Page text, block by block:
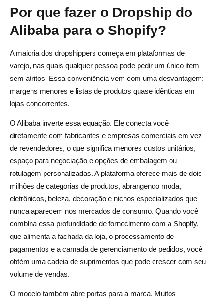
Por que fazer o Dropship do
Alibaba para o Shopify?
A maioria dos dropshippers começa em plataformas de
varejo, nas quais qualquer pessoa pode pedir um único item
sem atritos. Essa conveniência vem com uma desvantagem:
margens menores e listas de produtos quase idênticas em
lojas concorrentes.
O Alibaba inverte essa equação. Ele conecta você
diretamente com fabricantes e empresas comerciais em vez
de revendedores, o que significa menores custos unitários,
espaço para negociação e opções de embalagem ou
rotulagem personalizadas. A plataforma oferece mais de dois
milhões de categorias de produtos, abrangendo moda,
eletrônicos, beleza, decoração e nichos especializados que
nunca aparecem nos mercados de consumo. Quando você
combina essa profundidade de fornecimento com a Shopify,
que alimenta a fachada da loja, o processamento de
pagamentos e a camada de gerenciamento de pedidos, você
obtém uma cadeia de suprimentos que pode crescer com seu
volume de vendas.
O modelo também abre portas para a marca. Muitos